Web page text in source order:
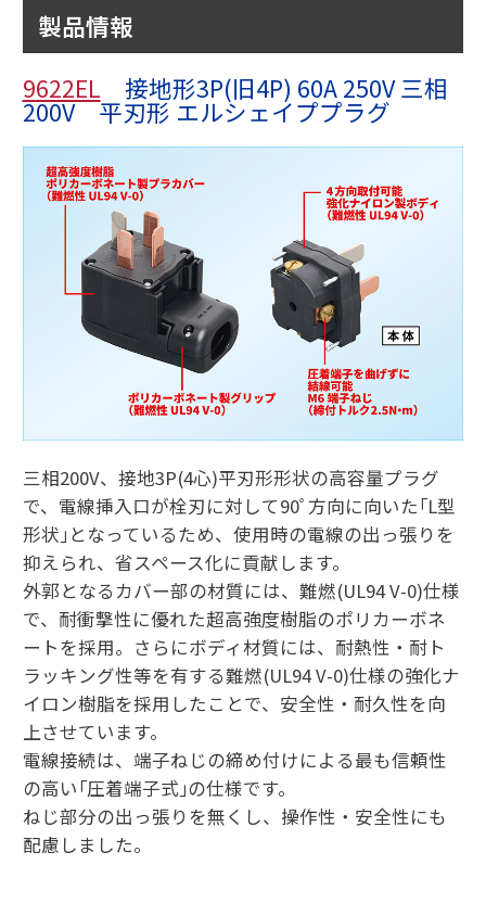
製品情報
9622EL 接地形3P(旧4P) 60A 250V 三相
200V 平刃形 エルシェイププラグ
三相200V、接地3P(4心)平刃形形状の高容量プラグ
で、電線挿入口が栓刃に対して90ﾟ方向に向いた｢L型
形状｣となっているため、使用時の電線の出っ張りを
抑えられ、省スペース化に貢献します。
外郭となるカバー部の材質には、難燃(UL94 V-0)仕様
で、耐衝撃性に優れた超高強度樹脂のポリカーボネ
ートを採用。さらにボディ材質には、耐熱性・耐ト
ラッキング性等を有する難燃(UL94 V-0)仕様の強化ナ
イロン樹脂を採用したことで、安全性・耐久性を向
上させています。
電線接続は、端子ねじの締め付けによる最も信頼性
の高い｢圧着端子式｣の仕様です。
ねじ部分の出っ張りを無くし、操作性・安全性にも
配慮しました。